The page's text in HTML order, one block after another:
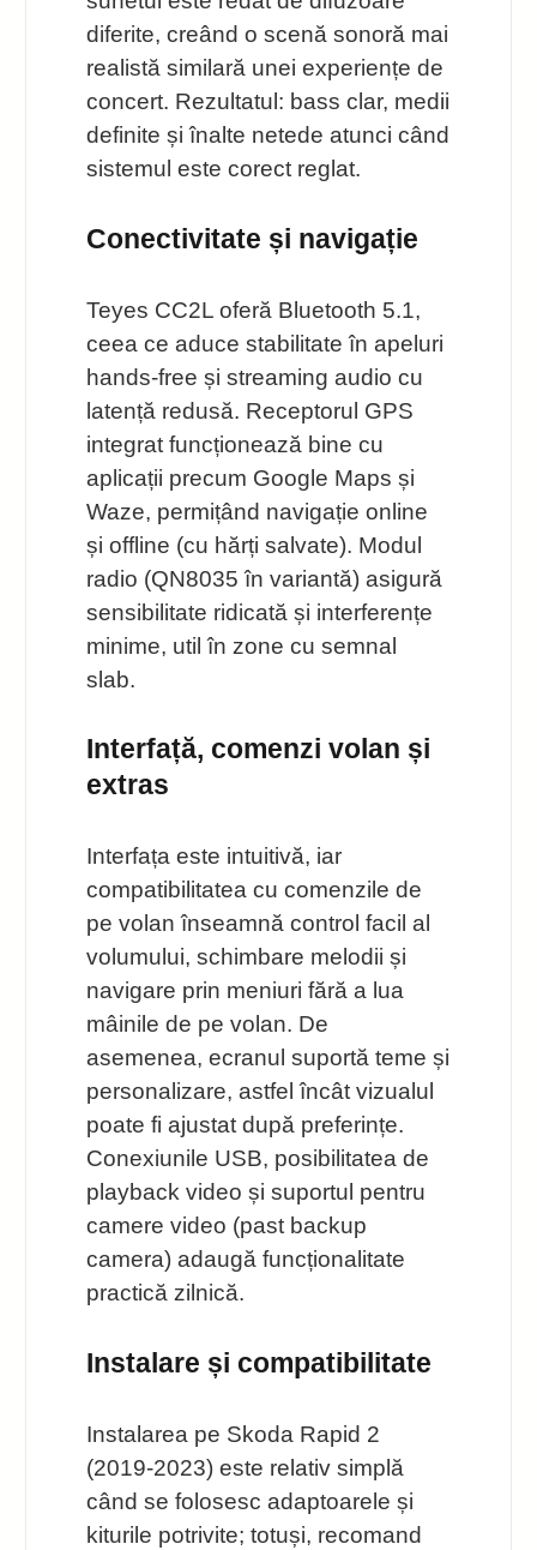
diferite, creând o scenă sonoră mai
realistă similară unei experiențe de
concert. Rezultatul: bass clar, medii
definite și înalte netede atunci când
sistemul este corect reglat.
Conectivitate și navigație
Teyes CC2L oferă Bluetooth 5.1,
ceea ce aduce stabilitate în apeluri
hands-free și streaming audio cu
latență redusă. Receptorul GPS
integrat funcționează bine cu
aplicații precum Google Maps și
Waze, permițând navigație online
și offline (cu hărți salvate). Modul
radio (QN8035 în variantă) asigură
sensibilitate ridicată și interferențe
minime, util în zone cu semnal
slab.
Interfață, comenzi volan și
extras
Interfața este intuitivă, iar
compatibilitatea cu comenzile de
pe volan înseamnă control facil al
volumului, schimbare melodii și
navigare prin meniuri fără a lua
mâinile de pe volan. De
asemenea, ecranul suportă teme și
personalizare, astfel încât vizualul
poate fi ajustat după preferințe.
Conexiunile USB, posibilitatea de
playback video și suportul pentru
camere video (past backup
camera) adaugă funcționalitate
practică zilnică.
Instalare și compatibilitate
Instalarea pe Skoda Rapid 2
(2019-2023) este relativ simplă
când se folosesc adaptoarele și
kiturile potrivite; totuși, recomand